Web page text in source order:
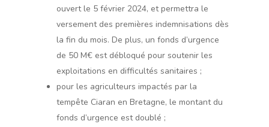
ouvert le 5 février 2024, et permettra le
versement des premières indemnisations dès
la fin du mois. De plus, un fonds d’urgence
de 50 M€ est débloqué pour soutenir les
exploitations en difficultés sanitaires ;
pour les agriculteurs impactés par la
tempête Ciaran en Bretagne, le montant du
fonds d’urgence est doublé ;